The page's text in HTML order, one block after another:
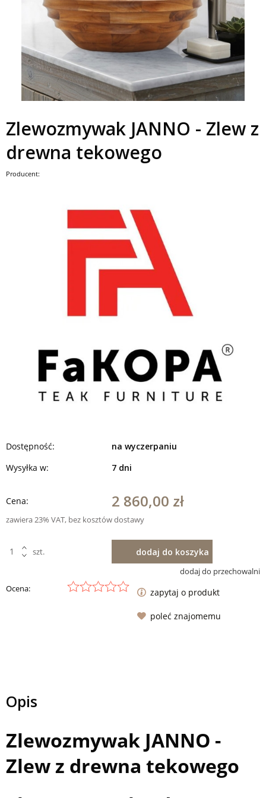
Zlewozmywak JANNO - Zlew z
drewna tekowego
Producent:
Dostępność:
na wyczerpaniu
Wysyłka w:
7 dni
Cena: 2 860,00 zł
zawiera 23% VAT, bez kosztów dostawy
szt. dodaj do koszyka
dodaj do przechowalni
Ocena:
zapytaj o produkt
poleć znajomemu
Opis
Zlewozmywak JANNO -
Zlew z drewna tekowego